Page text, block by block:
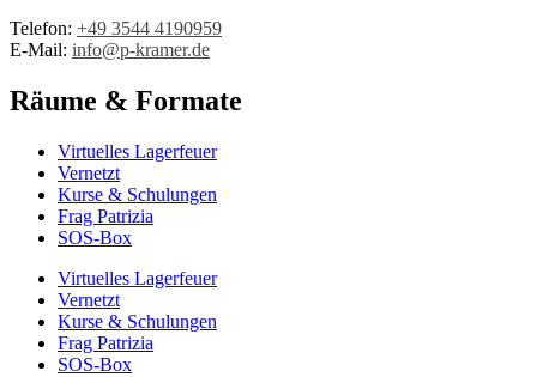
Telefon: +49 3544 4190959‬
E-Mail: info@p-kramer.de
Räume & Formate
Virtuelles Lagerfeuer
Vernetzt
Kurse & Schulungen
Frag Patrizia
SOS-Box
Virtuelles Lagerfeuer
Vernetzt
Kurse & Schulungen
Frag Patrizia
SOS-Box